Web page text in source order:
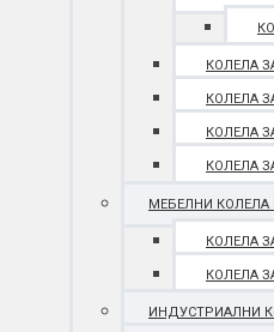
КОЛЕЛА
КОЛЕЛА
КОЛЕЛА
КОЛЕЛА
МЕБЕЛНИ КОЛЕЛА
КОЛЕЛА
КОЛЕЛА
ИНДУСТРИАЛНИ